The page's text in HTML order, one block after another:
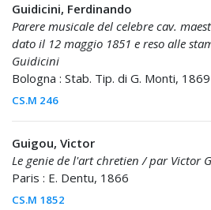
Guidicini, Ferdinando
Parere musicale del celebre cav.
dato il 12 maggio 1851 e reso alle
Guidicini
Bologna : Stab. Tip. di G. Monti, 1869
CS.M 246
Guigou, Victor
Le genie de l'art chretien / par Victor
Paris : E. Dentu, 1866
CS.M 1852